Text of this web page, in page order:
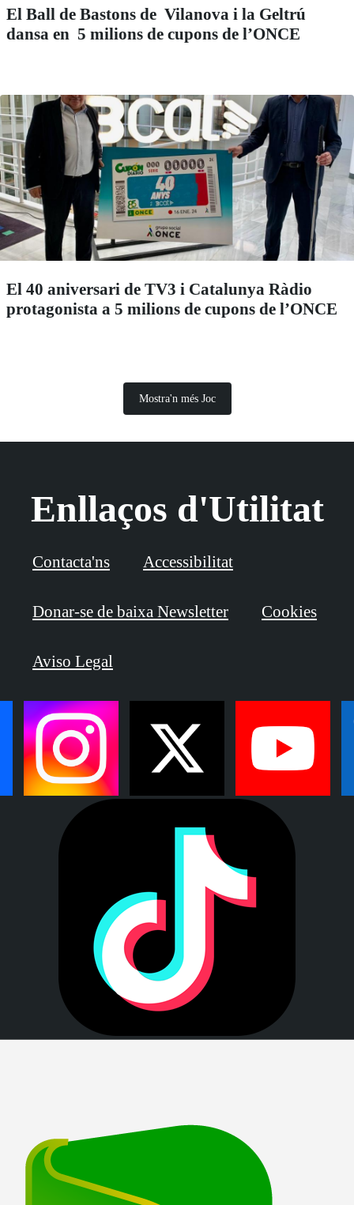
El Ball de Bastons de Vilanova i la Geltrú
dansa en 5 milions de cupons de l’ONCE
El 40 aniversari de TV3 i Catalunya Ràdio
protagonista a 5 milions de cupons de l’ONCE
Mostra'n més Joc
Enllaços d'Utilitat
Contacta'ns Accessibilitat
Donar-se de baixa Newsletter Cookies
Aviso Legal